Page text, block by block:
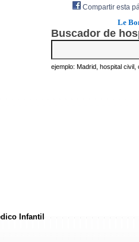
Le
Buscador de
ejemplo: Madrid, hospital civil,
Infantil
Compartir esta